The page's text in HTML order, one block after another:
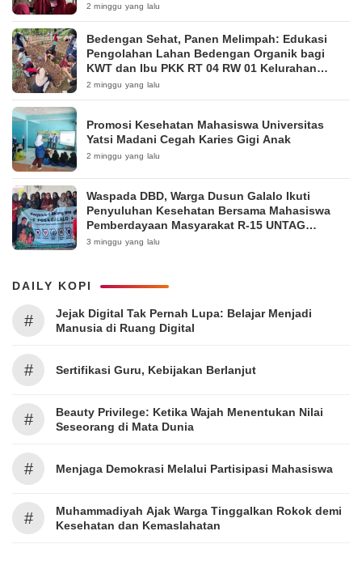
2 minggu yang lalu
Bedengan Sehat, Panen Melimpah: Edukasi
Pengolahan Lahan Bedengan Organik bagi
KWT dan Ibu PKK RT 04 RW 01 Kelurahan
Pakintelan
2 minggu yang lalu
Promosi Kesehatan Mahasiswa Universitas
Yatsi Madani Cegah Karies Gigi Anak
2 minggu yang lalu
Waspada DBD, Warga Dusun Galalo Ikuti
Penyuluhan Kesehatan Bersama Mahasiswa
Pemberdayaan Masyarakat R-15 UNTAG
Surabaya 2026
3 minggu yang lalu
DAILY KOPI
#
Jejak Digital Tak Pernah Lupa: Belajar Menjadi
Manusia di Ruang Digital
# Sertifikasi Guru, Kebijakan Berlanjut
#
Beauty Privilege: Ketika Wajah Menentukan Nilai
Seseorang di Mata Dunia
# Menjaga Demokrasi Melalui Partisipasi Mahasiswa
#
Muhammadiyah Ajak Warga Tinggalkan Rokok demi
Kesehatan dan Kemaslahatan